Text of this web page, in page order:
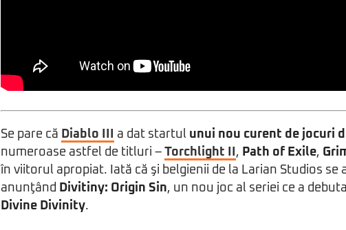
Se pare că Diablo III a dat startul unui nou curent de jocuri
numeroase astfel de titluri – Torchlight II , Path of Exile,
în viitorul apropiat. Iată că şi belgienii de la Larian Studios se
anunţând Divitiny: Origin Sin, un nou joc al seriei ce a
Divine Divinity.